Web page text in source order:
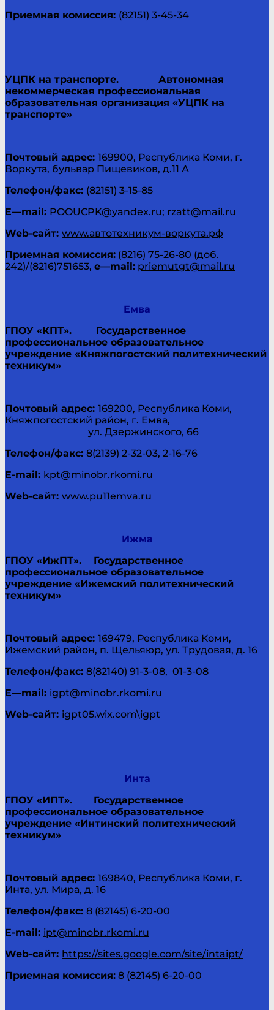
Приемная комиссия: (82151) 3-45-34
УЦПК на транспорте. Автономная
некоммерческая профессиональная
образовательная организация «УЦПК на
транспорте»
Почтовый адрес: 169900, Республика Коми, г.
Воркута, бульвар Пищевиков, д.11 А
Телефон/факс: (82151) 3-15-85
E—mail: POOUCPK@yandex.ru; rzatt@mail.ru
Web-сайт: www.автотехникум-воркута.рф
Приемная комиссия: (8216) 75-26-80 (доб.
242)/(8216)751653, e—mail: priemutgt@mail.ru
Емва
ГПОУ «КПТ». Государственное
профессиональное образовательное
учреждение «Княжпогостский политехнический
техникум»
Почтовый адрес: 169200, Республика Коми,
Княжпогостский район, г. Емва,
ул. Дзержинского, 66
Телефон/факс: 8(2139) 2-32-03, 2-16-76
E-mail: kpt@minobr.rkomi.ru
Web-сайт: www.pu11emva.ru
Ижма
ГПОУ «ИжПТ». Государственное
профессиональное образовательное
учреждение «Ижемский политехнический
техникум»
Почтовый адрес: 169479, Республика Коми,
Ижемский район, п. Щельяюр, ул. Трудовая, д. 16
Телефон/факс: 8(82140) 91-3-08, 01-3-08
E—mail: igpt@minobr.rkomi.ru
Web-сайт: igpt05.wix.com\igpt
Инта
ГПОУ «ИПТ». Государственное
профессиональное образовательное
учреждение «Интинский политехнический
техникум»
Почтовый адрес: 169840, Республика Коми, г.
Инта, ул. Мира, д. 16
Телефон/факс: 8 (82145) 6-20-00
E-mail: ipt@minobr.rkomi.ru
Web-сайт: https://sites.google.com/site/intaipt/
Приемная комиссия: 8 (82145) 6-20-00